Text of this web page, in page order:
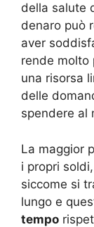
della salute
denaro può
aver
rende molto
una risorsa
delle
spendere al
La maggior
i propri
siccome si
lungo e
tempo